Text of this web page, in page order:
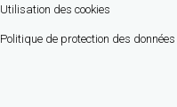
Utilisation des cookies
Politique de protection des données